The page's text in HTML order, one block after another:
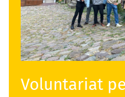
Voluntariat